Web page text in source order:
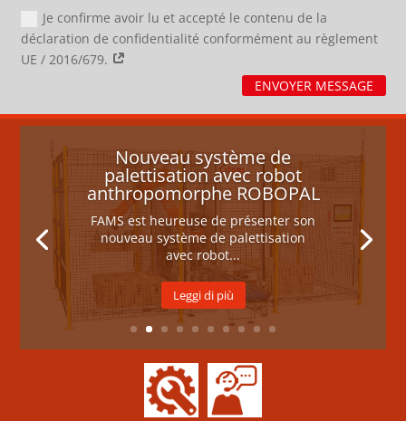
Je confirme avoir lu et accepté le contenu de la
déclaration de confidentialité conformément au règlement
UE / 2016/679.
ENVOYER MESSAGE
Nouveau système de
palettisation avec robot
anthropomorphe ROBOPAL
FAMS est heureuse de présenter son
nouveau système de palettisation
avec robot...
Leggi di più